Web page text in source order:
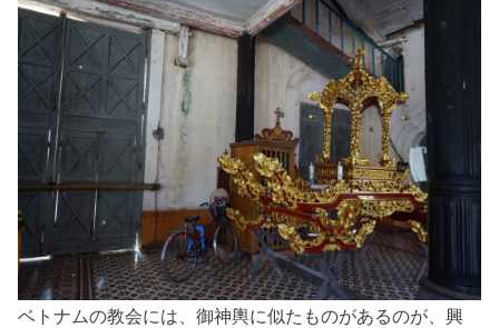
ベトナムの教会には、御神輿に似たものがあるのが、興